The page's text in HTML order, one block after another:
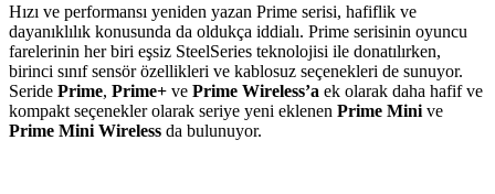
Hızı ve performansı yeniden yazan Prime serisi, hafiflik ve
dayanıklılık konusunda da oldukça iddialı. Prime serisinin oyuncu
farelerinin her biri eşsiz SteelSeries teknolojisi ile donatılırken,
birinci sınıf sensör özellikleri ve kablosuz seçenekleri de sunuyor.
Seride Prime, Prime+ ve Prime Wireless’a ek olarak daha hafif ve
kompakt seçenekler olarak seriye yeni eklenen Prime Mini ve
Prime Mini Wireless da bulunuyor.